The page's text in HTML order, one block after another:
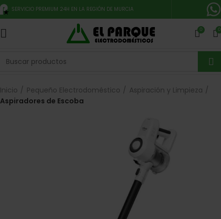
SERVICIO PREMIUM 24H EN LA REGIÓN DE MURCIA
0 0
Inicio Pequeño Electrodoméstico
Aspiración y Limpieza
Aspiradores de Escoba